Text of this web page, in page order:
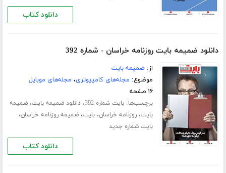
دانلود کتاب
دانلود ضمیمه بایت روزنامه خراسان - شماره 392
از: ضمیمه بایت
موضوع: مجله‌های کامپیوتری، مجله‌های موبایل
۱۶ صفحه
برچسب‌ها:بایت شماره 392 ،دانلود ضمیمه بایت،ضمیمه
بایت،روزنامه خراسان،بایت،ضمیمه روزنامه خراسان،
بایت شماره جدید
دانلود کتاب